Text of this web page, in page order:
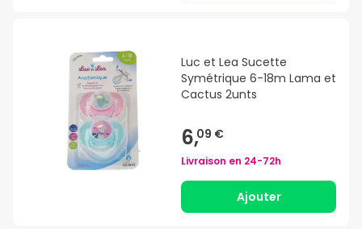
Luc et Lea Sucette
Symétrique 6-18m Lama et
Cactus 2unts
6,09 €
Livraison en 24-72h
Ajouter